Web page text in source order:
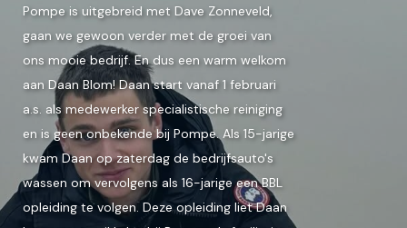
Pompe is uitgebreid met Dave Zonneveld,
gaan we gewoon verder met de groei van
ons mooie bedrijf. En dus een warm welkom
aan Daan Blom! Daan start vanaf 1 februari
a.s. als medewerker specialistische reiniging
en is geen onbekende bij Pompe. Als 15-jarige
kwam Daan op zaterdag de bedrijfsauto's
wassen om vervolgens als 16-jarige een BBL
opleiding te volgen. Deze opleiding liet Daan